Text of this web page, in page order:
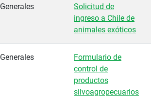
Generales
Solicitud de
ingreso a Chile de
animales exóticos
Generales
Formulario de
control de
productos
silvoagropecuarios